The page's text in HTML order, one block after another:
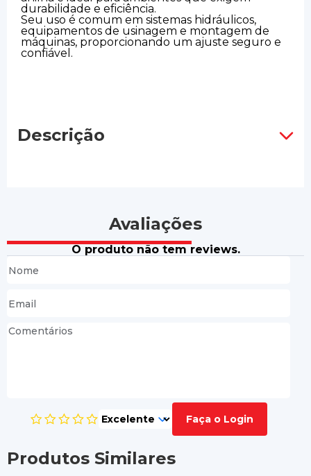
durabilidade e eficiência.
Seu uso é comum em sistemas hidráulicos,
equipamentos de usinagem e montagem de
máquinas, proporcionando um ajuste seguro e
confiável.
Descrição
Avaliações
O produto não tem reviews.
Faça o Login
Produtos Similares